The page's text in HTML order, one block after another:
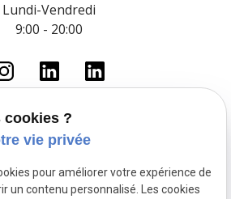
Lundi-Vendredi
9:00 - 20:00
Accueil
Le cabinet
Droit du travail
cookies ?
vie privée
pour améliorer votre expérience de
un contenu personnalisé. Les cookies